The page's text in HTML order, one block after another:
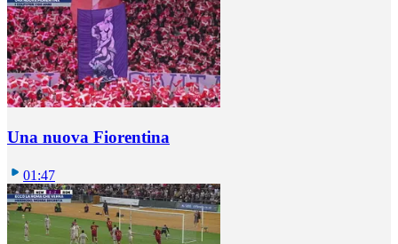
Una nuova Fiorentina
01:47